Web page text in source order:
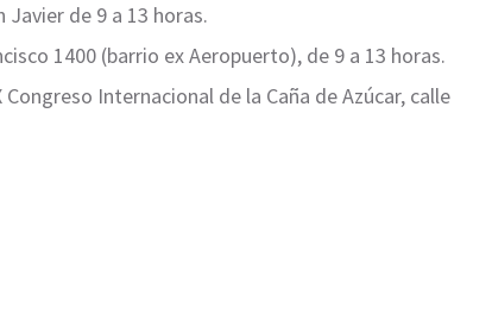
Javier de 9 a 13 horas.
1400 (barrio ex Aeropuerto), de 9 a 13 horas.
Internacional de la Caña de Azúcar, calle